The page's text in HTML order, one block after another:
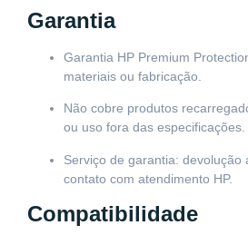
Garantia
Garantia HP Premium
materiais ou fabricação.
Não cobre produtos
ou uso fora das especificações.
Serviço de garantia: devolução
contato com atendimento HP.
Compatibilidade